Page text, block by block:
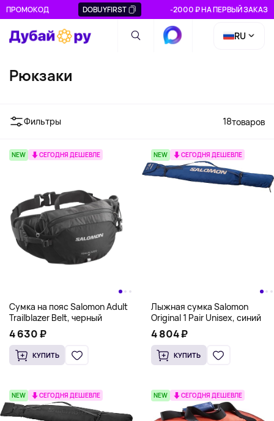
ПРОМОКОД DOBUYFIRST -2000 ₽ НА ПЕРВЫЙ ЗАКАЗ
RU
Рюкзаки
Фильтры 18товаров
NEW СЕГОДНЯ ДЕШЕВЛЕ
Сумка на пояс Salomon Adult
Trailblazer Belt, черный
4 630 ₽
КУПИТЬ
NEW СЕГОДНЯ ДЕШЕВЛЕ
Лыжная сумка Salomon
Original 1 Pair Unisex, синий
4 804 ₽
КУПИТЬ
NEW СЕГОДНЯ ДЕШЕВЛЕ NEW СЕГОДНЯ ДЕШЕВЛЕ